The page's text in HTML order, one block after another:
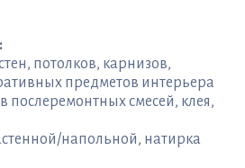
потолков, карнизов,
предметов интерьера
послеремонтных смесей, клея,
напольной, натирка